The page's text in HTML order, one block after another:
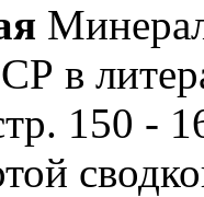
в
150 -